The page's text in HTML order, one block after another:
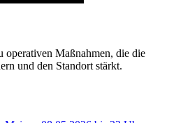
Maßnahmen, die die
und den Standort stärkt.